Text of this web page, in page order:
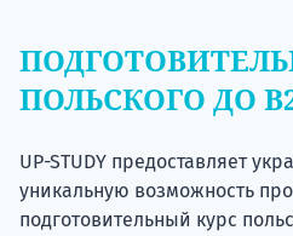
ПОЛЬСКОГО ДО
UP-STUDY предоставляет
уникальную возможность
подготовительный курс